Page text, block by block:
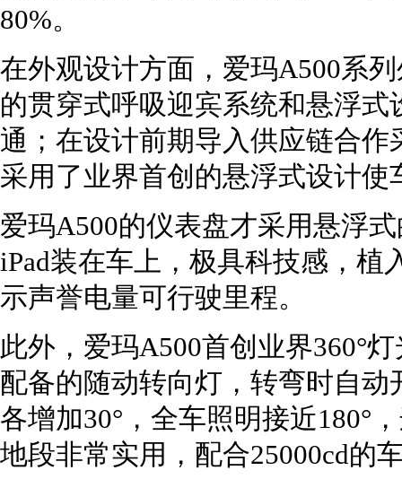
80%。
在外观设计方面，爱玛A500系
的贯穿式呼吸迎宾系统和悬浮
通；在设计前期导入供应链合
采用了业界首创的悬浮式设计
爱玛A500的仪表盘才采用悬浮
iPad装在车上，极具科技感，植
示声誉电量可行驶里程。
此外，爱玛A500首创业界360°
配备的随动转向灯，转弯时自
各增加30°，全车照明接近180°
地段非常实用，配合25000cd的